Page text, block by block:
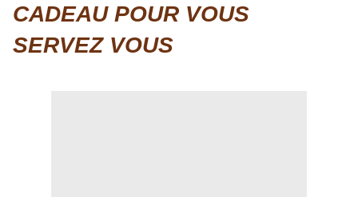
CADEAU POUR VOUS
SERVEZ VOUS